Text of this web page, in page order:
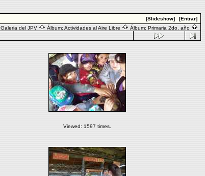
[Slideshow]
[Entrar]
Galeria del JPV Álbum: Actividades al Aire Libre Álbum: Primaria 2do. año
Viewed: 1597 times.